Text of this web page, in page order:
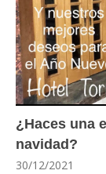
¿Haces una
navidad?
30/12/2021